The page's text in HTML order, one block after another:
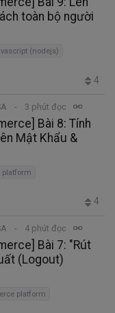
toàn bộ người
(nodejs)
4
3 phút đọc
Bài 8: Tính
Mật Khẩu &
platform
4
4 phút đọc
Bài 7: "Rút
(Logout)
platform